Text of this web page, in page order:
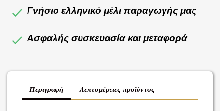
Γνήσιο ελληνικό μέλι παραγωγής μας
Ασφαλής συσκευασία και μεταφορά
Περιγραφή Λεπτομέρειες προϊόντος